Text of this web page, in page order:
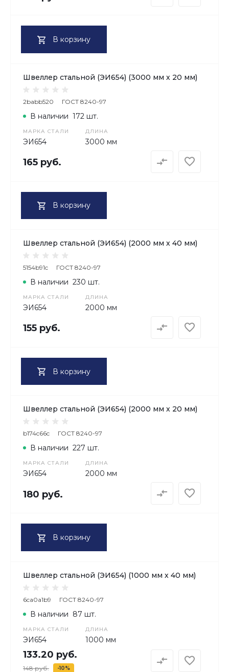
В корзину
Швеллер стальной (ЭИ654) (3000 мм х 20 мм)
2babb520 ГОСТ 8240-97
МАРКА СТАЛИ
ЭИ654
ДЛИНА
3000 мм
В наличии 172 шт.
165 руб.
В корзину
Швеллер стальной (ЭИ654) (2000 мм х 40 мм)
5154b91c ГОСТ 8240-97
МАРКА СТАЛИ
ЭИ654
ДЛИНА
2000 мм
В наличии 230 шт.
155 руб.
В корзину
Швеллер стальной (ЭИ654) (2000 мм х 20 мм)
b174c66c ГОСТ 8240-97
МАРКА СТАЛИ
ЭИ654
ДЛИНА
2000 мм
В наличии 227 шт.
180 руб.
В корзину
Швеллер стальной (ЭИ654) (1000 мм х 40 мм)
6ca0a1b9 ГОСТ 8240-97
МАРКА СТАЛИ
ЭИ654
ДЛИНА
1000 мм
В наличии 87 шт.
133.20 руб.
148 руб. -10%